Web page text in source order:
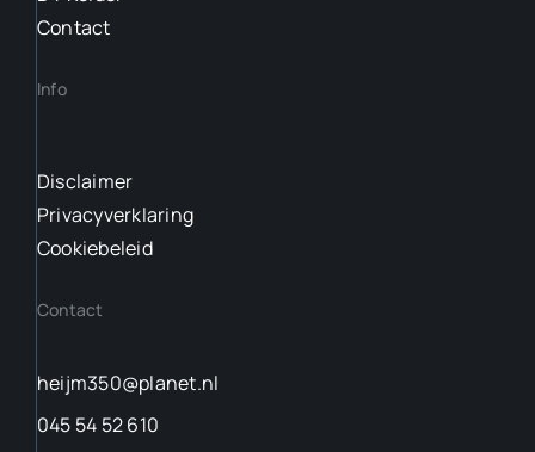
Contact
Info
Disclaimer
Privacyverklaring
Cookiebeleid
Contact
heijm350@planet.nl
045 54 52 610